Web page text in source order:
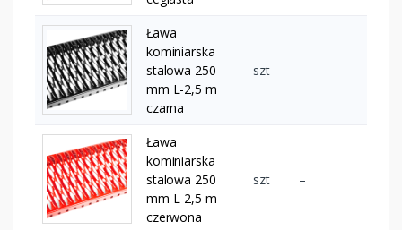
Ława
kominiarska
stalowa 250
mm L-2,5 m
czarna
szt –
Ława
kominiarska
stalowa 250
mm L-2,5 m
czerwona
szt –